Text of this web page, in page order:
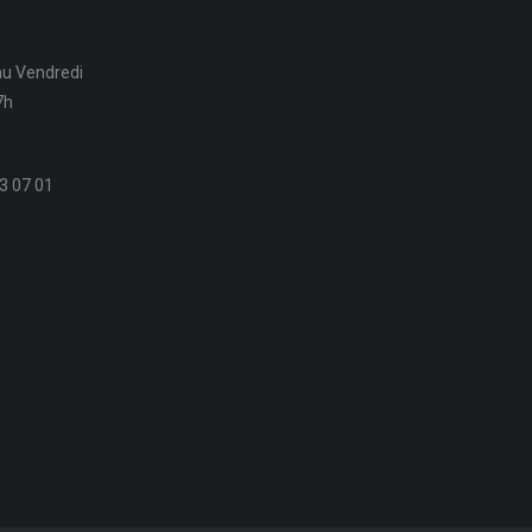
Vendredi
07 01